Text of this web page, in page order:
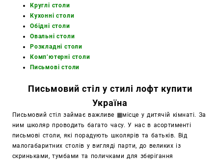
Круглі столи
Кухонні столи
Обідні столи
Овальні столи
Розкладні столи
Комп’ютерні столи
Письмові столи
Письмовий стіл у стилі лофт купити
Україна
Письмовий стіл займає важливе ▦місце у дитячій кімнаті. За
ним школяр проводить багато часу. У нас в асортименті
письмові столи, які порадують школярів та батьків. Від
малогабаритних столів у вигляді парти, до великих із
скриньками, тумбами та поличками для зберігання